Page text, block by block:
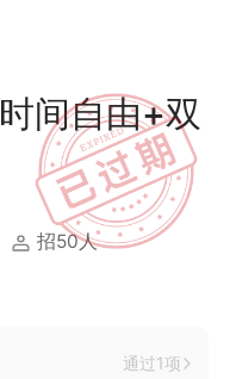
间自由+双
招50人
通过1项